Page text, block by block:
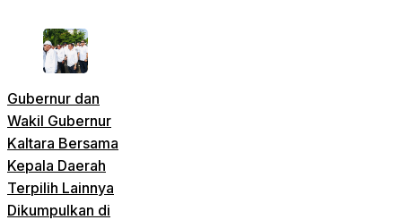
Gubernur dan
Wakil Gubernur
Kaltara Bersama
Kepala Daerah
Terpilih Lainnya
Dikumpulkan di